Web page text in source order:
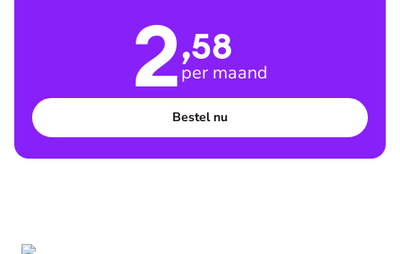
2,58
per maand
Bestel nu